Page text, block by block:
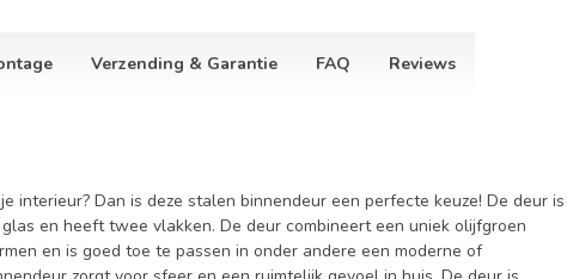
Verzending & Garantie FAQ Reviews
interieur? Dan is deze stalen binnendeur een perfecte keuze! De deur is
en heeft twee vlakken. De deur combineert een uniek olijfgroen
en is goed toe te passen in onder andere een moderne of